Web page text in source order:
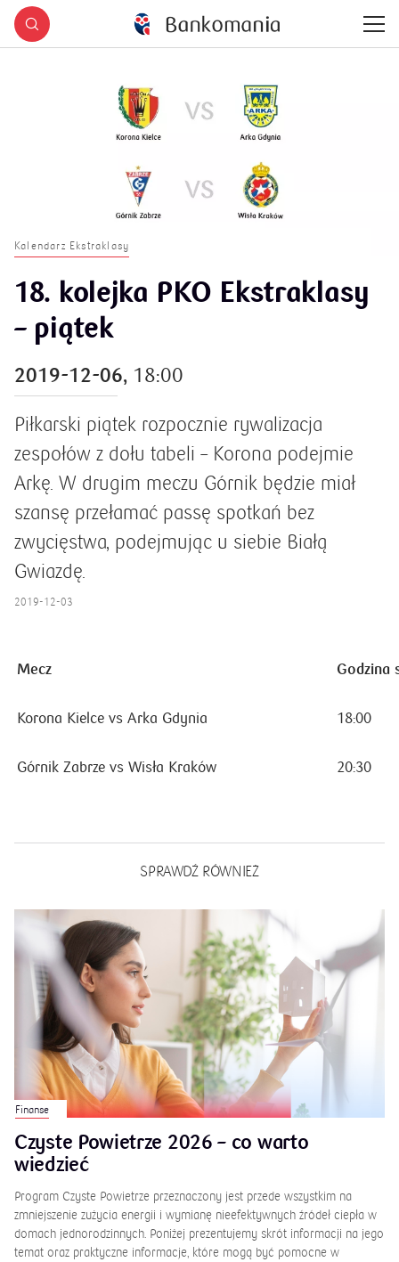
Kalendarz Ekstraklasy
18. kolejka PKO Ekstraklasy
– piątek
2019-12-06, 18:00
Piłkarski piątek rozpocznie rywalizacja
zespołów z dołu tabeli – Korona podejmie
Arkę. W drugim meczu Górnik będzie miał
szansę przełamać passę spotkań bez
zwycięstwa, podejmując u siebie Białą
Gwiazdę.
2019-12-03
Mecz Godzina
Korona Kielce vs Arka Gdynia 18:00
Górnik Zabrze vs Wisła Kraków 20:30
SPRAWDŹ RÓWNIEŻ
Finanse
Czyste Powietrze 2026 – co warto
wiedzieć
Program Czyste Powietrze przeznaczony jest przede wszystkim na
zmniejszenie zużycia energii i wymianę nieefektywnych źródeł ciepła w
domach jednorodzinnych. Poniżej prezentujemy skrót informacji na jego
temat oraz praktyczne informacje, które mogą być pomocne w